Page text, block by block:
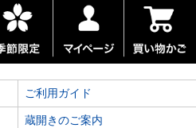
ご利用ガイド
蔵開きのご案内